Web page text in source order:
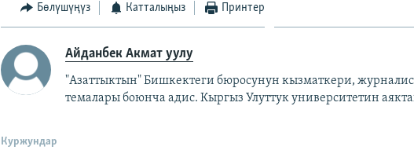
Бөлүшүңүз Катталыңыз Принтер
Айданбек Акмат уулу
"Азаттыктын" Бишкектеги бюросунун кызматкери,
темалары боюнча адис. Кыргыз Улуттук университетин
Куржундар